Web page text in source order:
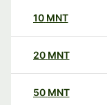
10 MNT
20 MNT
50 MNT